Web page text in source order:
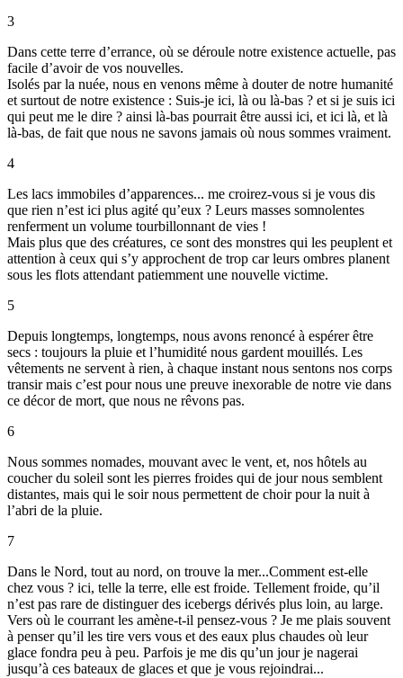
3
Dans cette terre d’errance, où se déroule notre existence actuelle, pas
facile d’avoir de vos nouvelles.
Isolés par la nuée, nous en venons même à douter de notre humanité
et surtout de notre existence : Suis-je ici, là ou là-bas ? et si je suis ici
qui peut me le dire ? ainsi là-bas pourrait être aussi ici, et ici là, et là
là-bas, de fait que nous ne savons jamais où nous sommes vraiment.
4
Les lacs immobiles d’apparences... me croirez-vous si je vous dis
que rien n’est ici plus agité qu’eux ? Leurs masses somnolentes
renferment un volume tourbillonnant de vies !
Mais plus que des créatures, ce sont des monstres qui les peuplent et
attention à ceux qui s’y approchent de trop car leurs ombres planent
sous les flots attendant patiemment une nouvelle victime.
5
Depuis longtemps, longtemps, nous avons renoncé à espérer être
secs : toujours la pluie et l’humidité nous gardent mouillés. Les
vêtements ne servent à rien, à chaque instant nous sentons nos corps
transir mais c’est pour nous une preuve inexorable de notre vie dans
ce décor de mort, que nous ne rêvons pas.
6
Nous sommes nomades, mouvant avec le vent, et, nos hôtels au
coucher du soleil sont les pierres froides qui de jour nous semblent
distantes, mais qui le soir nous permettent de choir pour la nuit à
l’abri de la pluie.
7
Dans le Nord, tout au nord, on trouve la mer...Comment est-elle
chez vous ? ici, telle la terre, elle est froide. Tellement froide, qu’il
n’est pas rare de distinguer des icebergs dérivés plus loin, au large.
Vers où le courrant les amène-t-il pensez-vous ? Je me plais souvent
à penser qu’il les tire vers vous et des eaux plus chaudes où leur
glace fondra peu à peu. Parfois je me dis qu’un jour je nagerai
jusqu’à ces bateaux de glaces et que je vous rejoindrai...